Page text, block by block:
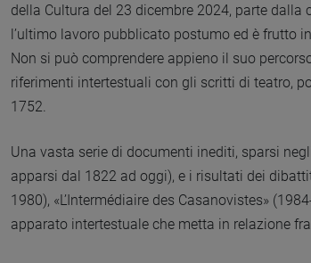
della Cultura del 23 dicembre 2024, parte dalla
l’ultimo lavoro pubblicato postumo ed è frutto
Non si può comprendere appieno il suo
riferimenti intertestuali con gli scritti di teatro,
1752.
Una vasta serie di documenti inediti, sparsi
apparsi dal 1822 ad oggi), e i risultati dei
1980), «L’Intermédiaire des Casanovistes»
apparato intertestuale che metta in relazione